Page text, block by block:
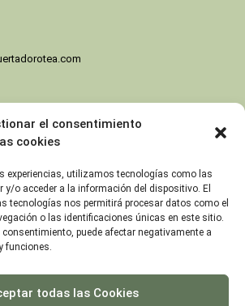
el consentimiento
cookies
experiencias, utilizamos tecnologías como las
y/o acceder a la información del dispositivo. El
tecnologías nos permitirá procesar datos como el
o las identificaciones únicas en este sitio.
consentimiento, puede afectar negativamente a
funciones.
todas las Cookies
del Rey
Cabaña Taramilla – 2 Personas
/noche